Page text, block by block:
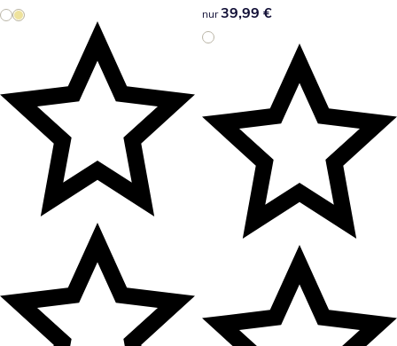
39,99 €
nur 39,99 €